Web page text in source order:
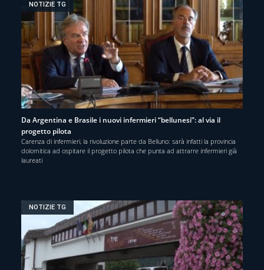
NOTIZIE TG
Da Argentina e Brasile i nuovi infermieri “bellunesi”: al via il
progetto pilota
Carenza di infermieri, la rivoluzione parte da Belluno: sarà infatti la provincia
dolomitica ad ospitare il progetto pilota che punta ad attrarre infermieri già
laureati
NOTIZIE TG